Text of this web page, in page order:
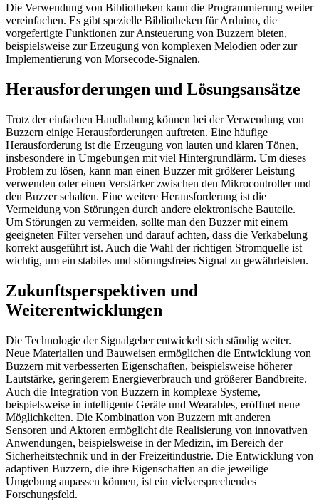
Die Verwendung von Bibliotheken kann die Programmierung weiter
vereinfachen. Es gibt spezielle Bibliotheken für Arduino, die
vorgefertigte Funktionen zur Ansteuerung von Buzzern bieten,
beispielsweise zur Erzeugung von komplexen Melodien oder zur
Implementierung von Morsecode-Signalen.
Herausforderungen und Lösungsansätze
Trotz der einfachen Handhabung können bei der Verwendung von
Buzzern einige Herausforderungen auftreten. Eine häufige
Herausforderung ist die Erzeugung von lauten und klaren Tönen,
insbesondere in Umgebungen mit viel Hintergrundlärm. Um dieses
Problem zu lösen, kann man einen Buzzer mit größerer Leistung
verwenden oder einen Verstärker zwischen den Mikrocontroller und
den Buzzer schalten. Eine weitere Herausforderung ist die
Vermeidung von Störungen durch andere elektronische Bauteile.
Um Störungen zu vermeiden, sollte man den Buzzer mit einem
geeigneten Filter versehen und darauf achten, dass die Verkabelung
korrekt ausgeführt ist. Auch die Wahl der richtigen Stromquelle ist
wichtig, um ein stabiles und störungsfreies Signal zu gewährleisten.
Zukunftsperspektiven und
Weiterentwicklungen
Die Technologie der Signalgeber entwickelt sich ständig weiter.
Neue Materialien und Bauweisen ermöglichen die Entwicklung von
Buzzern mit verbesserten Eigenschaften, beispielsweise höherer
Lautstärke, geringerem Energieverbrauch und größerer Bandbreite.
Auch die Integration von Buzzern in komplexe Systeme,
beispielsweise in intelligente Geräte und Wearables, eröffnet neue
Möglichkeiten. Die Kombination von Buzzern mit anderen
Sensoren und Aktoren ermöglicht die Realisierung von innovativen
Anwendungen, beispielsweise in der Medizin, im Bereich der
Sicherheitstechnik und in der Freizeitindustrie. Die Entwicklung von
adaptiven Buzzern, die ihre Eigenschaften an die jeweilige
Umgebung anpassen können, ist ein vielversprechendes
Forschungsfeld.